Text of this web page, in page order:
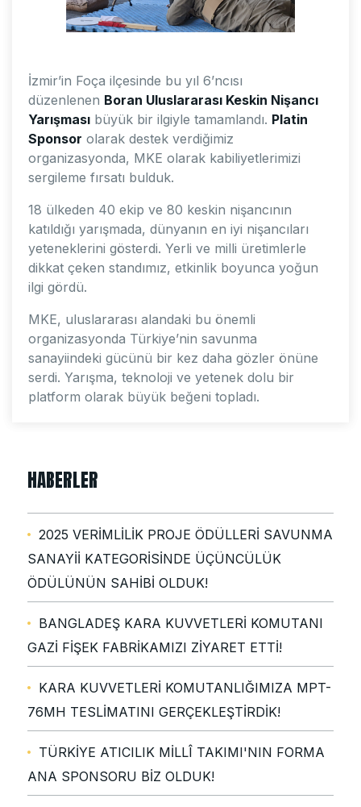
İzmir’in Foça ilçesinde bu yıl 6’ncısı
düzenlenen Boran Uluslararası Keskin Nişancı
Yarışması büyük bir ilgiyle tamamlandı. Platin
Sponsor olarak destek verdiğimiz
organizasyonda, MKE olarak kabiliyetlerimizi
sergileme fırsatı bulduk.
18 ülkeden 40 ekip ve 80 keskin nişancının
katıldığı yarışmada, dünyanın en iyi nişancıları
yeteneklerini gösterdi. Yerli ve milli üretimlerle
dikkat çeken standımız, etkinlik boyunca yoğun
ilgi gördü.
MKE, uluslararası alandaki bu önemli
organizasyonda Türkiye’nin savunma
sanayiindeki gücünü bir kez daha gözler önüne
serdi. Yarışma, teknoloji ve yetenek dolu bir
platform olarak büyük beğeni topladı.
HABERLER
2025 VERİMLİLİK PROJE ÖDÜLLERİ SAVUNMA
SANAYİİ KATEGORİSİNDE ÜÇÜNCÜLÜK
ÖDÜLÜNÜN SAHİBİ OLDUK!
BANGLADEŞ KARA KUVVETLERİ KOMUTANI
GAZİ FİŞEK FABRİKAMIZI ZİYARET ETTİ!
KARA KUVVETLERİ KOMUTANLIĞIMIZA MPT-
76MH TESLİMATINI GERÇEKLEŞTİRDİK!
TÜRKİYE ATICILIK MİLLÎ TAKIMI'NIN FORMA
ANA SPONSORU BİZ OLDUK!